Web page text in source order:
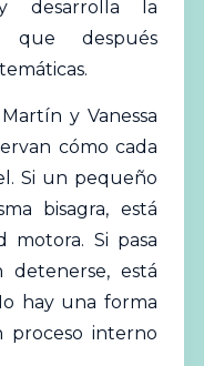
desarrolla la
que después
y Vanessa
cómo cada
Si un pequeño
bisagra, está
motora. Si pasa
está
hay una forma
proceso interno